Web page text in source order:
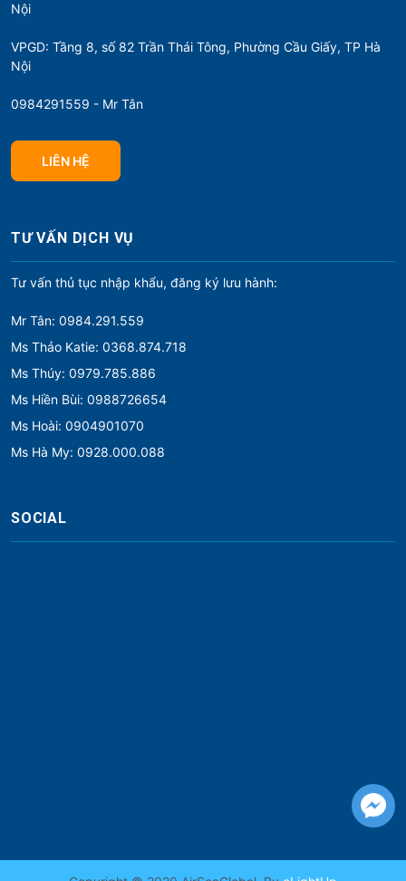
Nội
VPGD: Tầng 8, số 82 Trần Thái Tông, Phường Cầu Giấy, TP Hà
Nội
0984291559 - Mr Tân
LIÊN HỆ
TƯ VẤN DỊCH VỤ
Tư vấn thủ tục nhập khẩu, đăng ký lưu hành:
Mr Tân: 0984.291.559
Ms Thảo Katie: 0368.874.718
Ms Thúy: 0979.785.886
Ms Hiền Bùi: 0988726654
Ms Hoài: 0904901070
Ms Hà My: 0928.000.088
SOCIAL